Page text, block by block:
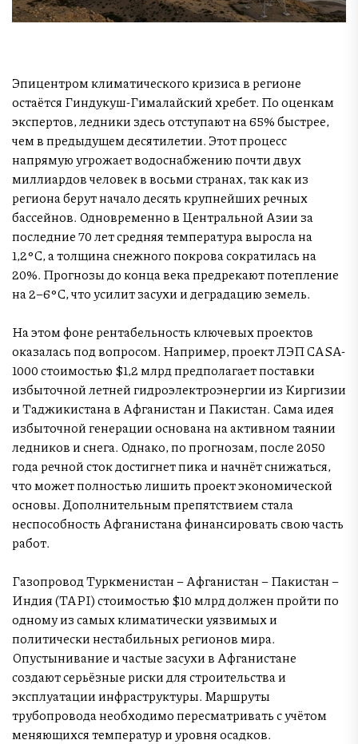
Эпицентром климатического кризиса в регионе
остаётся Гиндукуш-Гималайский хребет. По оценкам
экспертов, ледники здесь отступают на 65% быстрее,
чем в предыдущем десятилетии. Этот процесс
напрямую угрожает водоснабжению почти двух
миллиардов человек в восьми странах, так как из
региона берут начало десять крупнейших речных
бассейнов. Одновременно в Центральной Азии за
последние 70 лет средняя температура выросла на
1,2°C, а толщина снежного покрова сократилась на
20%. Прогнозы до конца века предрекают потепление
на 2–6°C, что усилит засухи и деградацию земель.
На этом фоне рентабельность ключевых проектов
оказалась под вопросом. Например, проект ЛЭП CASA-
1000 стоимостью $1,2 млрд предполагает поставки
избыточной летней гидроэлектроэнергии из Киргизии
и Таджикистана в Афганистан и Пакистан. Сама идея
избыточной генерации основана на активном таянии
ледников и снега. Однако, по прогнозам, после 2050
года речной сток достигнет пика и начнёт снижаться,
что может полностью лишить проект экономической
основы. Дополнительным препятствием стала
неспособность Афганистана финансировать свою часть
работ.
Газопровод Туркменистан – Афганистан – Пакистан –
Индия (TAPI) стоимостью $10 млрд должен пройти по
одному из самых климатически уязвимых и
политически нестабильных регионов мира.
Опустынивание и частые засухи в Афганистане
создают серьёзные риски для строительства и
эксплуатации инфраструктуры. Маршруты
трубопровода необходимо пересматривать с учётом
меняющихся температур и уровня осадков.